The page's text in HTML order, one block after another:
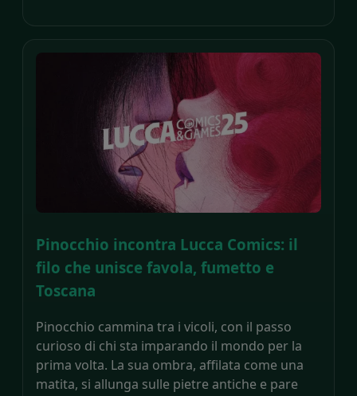
Pinocchio incontra Lucca Comics: il
filo che unisce favola, fumetto e
Toscana
Pinocchio cammina tra i vicoli, con il passo
curioso di chi sta imparando il mondo per la
prima volta. La sua ombra, affilata come una
matita, si allunga sulle pietre antiche e pare